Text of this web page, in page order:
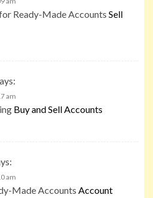
Ready-Made Accounts Sell
am
Buy and Sell Accounts
am
Made Accounts Account